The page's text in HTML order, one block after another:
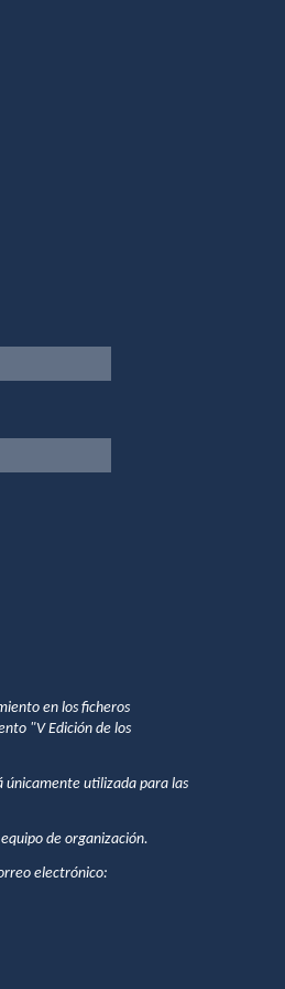
en los ficheros
"V Edición de los
únicamente utilizada para las
de organización.
electrónico: